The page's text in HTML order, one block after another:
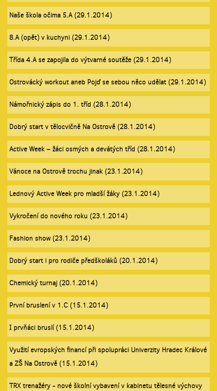
Naše škola očima 5.A (29.1.2014)
8.A (opět) v kuchyni (29.1.2014)
Třída 4.A se zapojila do výtvarné soutěže (29.1.2014)
Ostrovácký workout aneb Pojď se sebou něco udělat (29.1.2014)
Námořnický zápis do 1. tříd (28.1.2014)
Dobrý start v tělocvičně Na Ostrově (28.1.2014)
Active Week – žáci osmých a devátých tříd (28.1.2014)
Vánoce na Ostrově trochu jinak (23.1.2014)
Lednový Active Week pro mladší žáky (23.1.2014)
Vykročení do nového roku (23.1.2014)
Fashion show (23.1.2014)
Dobrý start i pro rodiče předškoláků (20.1.2014)
Chemický turnaj (20.1.2014)
První bruslení v 1.C (15.1.2014)
I prvňáci bruslí (15.1.2014)
Využití evropských financí při spolupráci Univerzity Hradec Králové
a ZŠ Na Ostrově (15.1.2014)
TRX trenažéry - nové školní vybavení v kabinetu tělesné výchovy